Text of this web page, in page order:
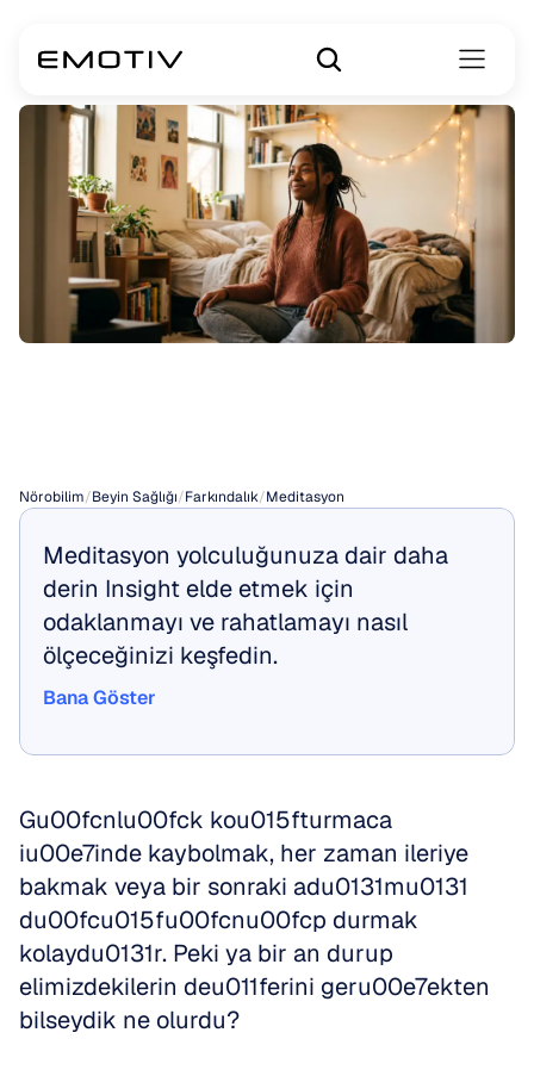
Nörobilim/Beyin Sağlığı/Farkındalık/Meditasyon
Meditasyon yolculuğunuza dair daha
derin Insight elde etmek için
odaklanmayı ve rahatlamayı nasıl
ölçeceğinizi keşfedin.
Bana Göster
Gu00fcnlu00fck kou015fturmaca
iu00e7inde kaybolmak, her zaman ileriye
bakmak veya bir sonraki adu0131mu0131
du00fcu015fu00fcnu00fcp durmak
kolaydu0131r. Peki ya bir an durup
elimizdekilerin deu011ferini geru00e7ekten
bilseydik ne olurdu?